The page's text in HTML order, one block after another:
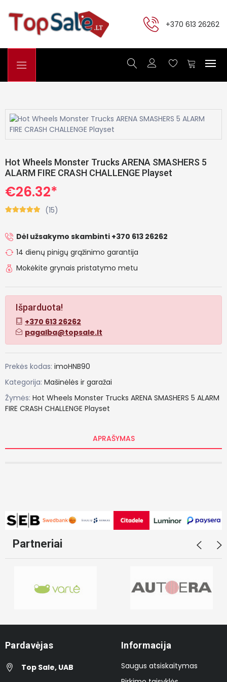
+370 613 26262
Hot Wheels Monster Trucks ARENA SMASHERS 5
ALARM FIRE CRASH CHALLENGE Playset
€26.32*
(15)
Dėl užsakymo skambinti +370 613 26262
14 dienų pinigų grąžinimo garantija
Mokėkite grynais pristatymo metu
Išparduota!
+370 613 26262
pagalba@topsale.lt
Prekės kodas: imoHNB90
Kategorija: Mašinėlės ir garažai
Žymės: Hot Wheels Monster Trucks ARENA SMASHERS 5 ALARM
FIRE CRASH CHALLENGE Playset
APRAŠYMAS
Partneriai
Pardavėjas
Top Sale, UAB
Informacija
Saugus atsiskaitymas